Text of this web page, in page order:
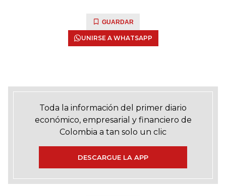
GUARDAR
UNIRSE A WHATSAPP
Toda la información del primer diario
económico, empresarial y financiero de
Colombia a tan solo un clic
DESCARGUE LA APP